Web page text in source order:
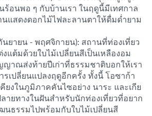
อนพอ ๆ กับบ้านเรา ในฤดูนี้มีเทศกาล
แสดงดอกไม้ไฟละลานตาให้ดื่มด่ำยาม
นยายน - พฤศจิกายน): สถานที่ท่องเที่ยว
งแต้มด้วยใบไม้เปลี่ยนสีเป็นเหลืองอม
ญาณส่งท้ายปีเก่าที่ธรรมชาติบอกให้เรา
รเปลี่ยนแปลงฤดูอีกครั้ง ทั้งนี้ โอซาก้า
คียงในภูมิภาคคันไซอย่าง นาระ และเกีย
ายทางในฝันสำหรับนักท่องเที่ยวที่อยาก
ธรรมไปพร้อมกับใบไม้เปลี่ยนสี